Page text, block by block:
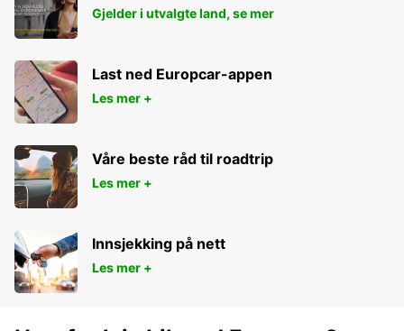
Gjelder i utvalgte land, se mer
Last ned Europcar-appen
Les mer +
Våre beste råd til roadtrip
Les mer +
Innsjekking på nett
Les mer +